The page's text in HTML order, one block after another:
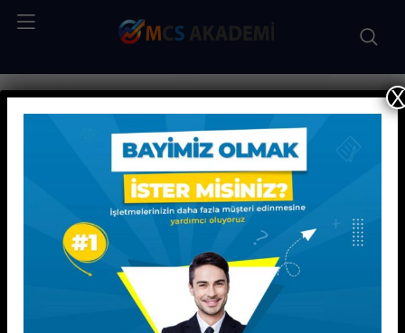
Kişisel Gelişim Eğitimleri
Disleksi Eğitmenliği Eğitimi
Disleksi
Eğitmenliği Eğitimi
X